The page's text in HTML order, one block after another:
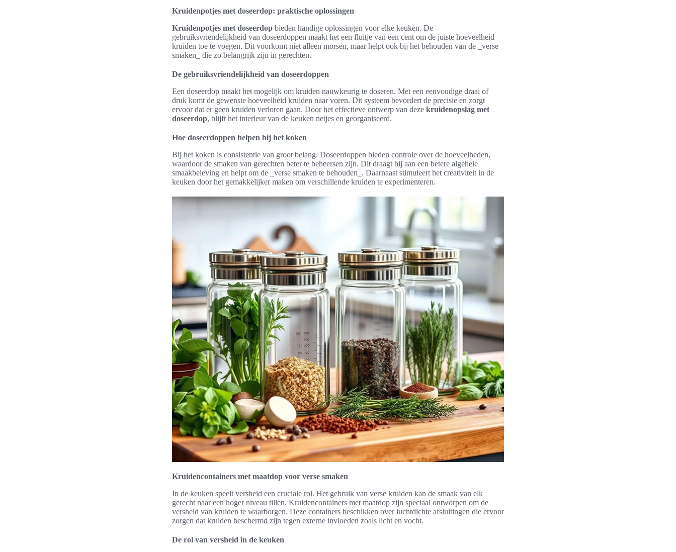
Kruidenpotjes met doseerdop: praktische oplossingen
Kruidenpotjes met doseerdop bieden handige oplossingen voor elke keuken. De
gebruiksvriendelijkheid van doseerdoppen maakt het een fluitje van een cent om de juiste hoeveelheid
kruiden toe te voegen. Dit voorkomt niet alleen morsen, maar helpt ook bij het behouden van de _verse
smaken_ die zo belangrijk zijn in gerechten.
De gebruiksvriendelijkheid van doseerdoppen
Een doseerdop maakt het mogelijk om kruiden nauwkeurig te doseren. Met een eenvoudige draai of
druk komt de gewenste hoeveelheid kruiden naar voren. Dit systeem bevordert de precisie en zorgt
ervoor dat er geen kruiden verloren gaan. Door het effectieve ontwerp van deze kruidenopslag met
doseerdop, blijft het interieur van de keuken netjes en georganiseerd.
Hoe doseerdoppen helpen bij het koken
Bij het koken is consistentie van groot belang. Doseerdoppen bieden controle over de hoeveelheden,
waardoor de smaken van gerechten beter te beheersen zijn. Dit draagt bij aan een betere algehele
smaakbeleving en helpt om de _verse smaken te behouden_. Daarnaast stimuleert het creativiteit in de
keuken door het gemakkelijker maken om verschillende kruiden te experimenteren.
Kruidencontainers met maatdop voor verse smaken
In de keuken speelt versheid een cruciale rol. Het gebruik van verse kruiden kan de smaak van elk
gerecht naar een hoger niveau tillen. Kruidencontainers met maatdop zijn speciaal ontworpen om de
versheid van kruiden te waarborgen. Deze containers beschikken over luchtdichte afsluitingen die ervoor
zorgen dat kruiden beschermd zijn tegen externe invloeden zoals licht en vocht.
De rol van versheid in de keuken